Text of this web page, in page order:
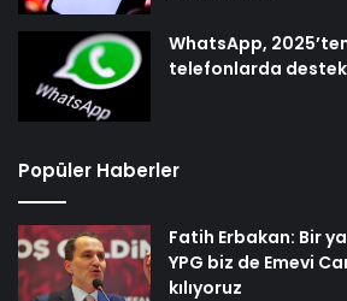
WhatsApp,
telefonlarda
Popüler Haberler
Fatih Erbakan: Bir
YPG biz de Emevi
kılıyoruz